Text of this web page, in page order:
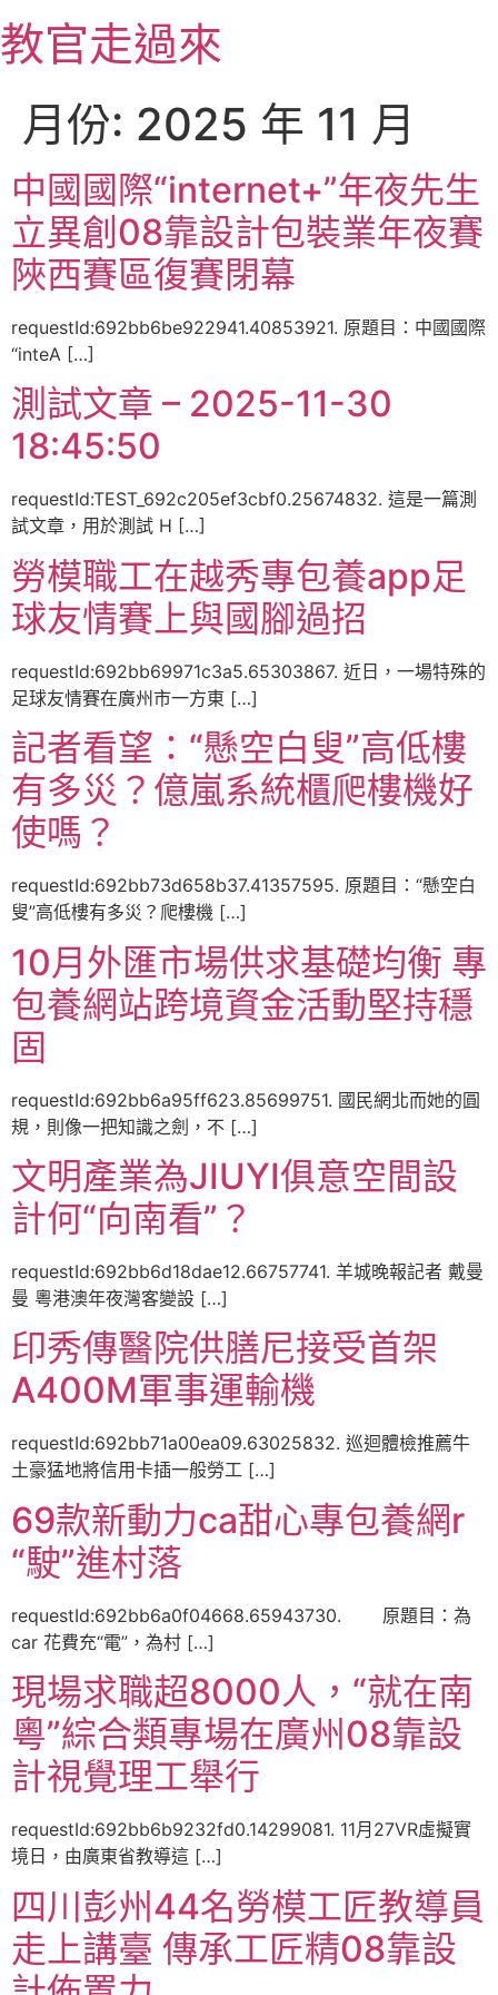
至
主
教官走過來
月份: 2025 年 11 月
中國國際“internet+”年夜先生
立異創08靠設計包裝業年夜賽
陜西賽區復賽閉幕
requestId:692bb6be922941.40853921. 原題目：中國國際
“inteA […]
測試文章 – 2025-11-30
18:45:50
requestId:TEST_692c205ef3cbf0.25674832. 這是一篇測
試文章，用於測試 H […]
勞模職工在越秀專包養app足
球友情賽上與國腳過招
requestId:692bb69971c3a5.65303867. 近日，一場特殊的
足球友情賽在廣州市一方東 […]
記者看望：“懸空白叟”高低樓
有多災？億嵐系統櫃爬樓機好
使嗎？
requestId:692bb73d658b37.41357595. 原題目：“懸空白
叟”高低樓有多災？爬樓機 […]
10月外匯市場供求基礎均衡 專
包養網站跨境資金活動堅持穩
固
requestId:692bb6a95ff623.85699751. 國民網北而她的圓
規，則像一把知識之劍，不 […]
文明產業為JIUYI俱意空間設
計何“向南看”？
requestId:692bb6d18dae12.66757741. 羊城晚報記者 戴曼
曼 粵港澳年夜灣客變設 […]
印秀傳醫院供膳尼接受首架
A400M軍事運輸機
requestId:692bb71a00ea09.63025832. 巡迴體檢推薦牛
土豪猛地將信用卡插一般勞工 […]
69款新動力ca甜心專包養網r
“駛”進村落
requestId:692bb6a0f04668.65943730. 原題目：為
car 花費充“電”，為村 […]
現場求職超8000人，“就在南
粵”綜合類專場在廣州08靠設
計視覺理工舉行
requestId:692bb6b9232fd0.14299081. 11月27VR虛擬實
境日，由廣東省教導這 […]
四川彭州44名勞模工匠教導員
走上講臺 傳承工匠精08靠設